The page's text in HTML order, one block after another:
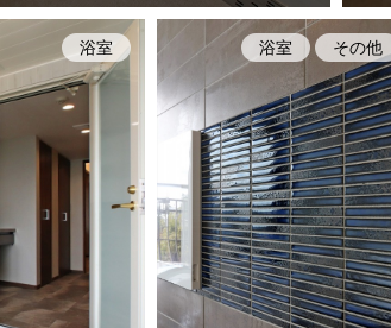
浴室 浴室 その他